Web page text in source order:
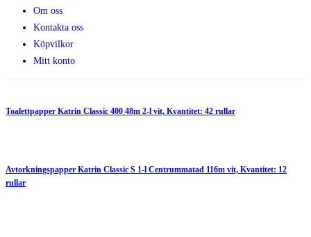
Om oss
Kontakta oss
Köpvilkor
Mitt konto
Toalettpapper Katrin Classic 400 48m 2-l vit, Kvantitet: 42 rullar
Avtorkningspapper Katrin Classic S 1-l Centrummatad 116m vit, Kvantitet: 12
rullar